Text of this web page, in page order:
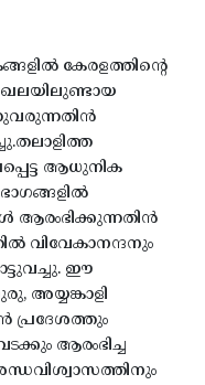
കേരളത്തിന്റെ
ആധുനിക
ആരംഭിക്കുന്നതിൻ
വിവേകാനന്ദനും
ഈ
അയ്യങ്കാളി
പ്രദേശത്തും
ആരംഭിച്ച